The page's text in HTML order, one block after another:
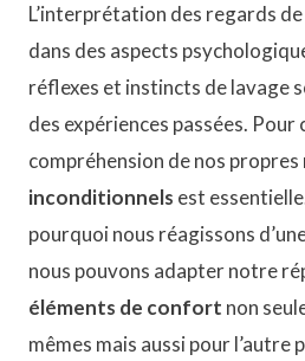
L’interprétation des regards
dans des aspects
réflexes et instincts de lavage
des expériences passées. Pour
compréhension de nos propres
inconditionnels est
pourquoi nous réagissons
nous pouvons adapter notre
éléments de confort non
mêmes mais aussi pour l’autre